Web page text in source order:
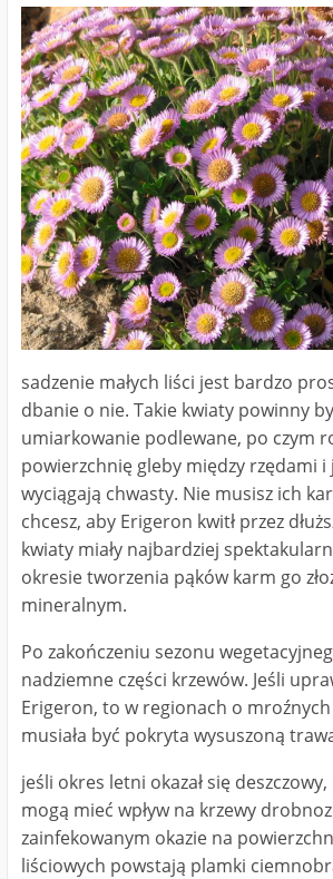
sadzenie małych liści jest bardzo
dbanie o nie. Takie kwiaty powinny
umiarkowanie podlewane, po czym
powierzchnię gleby między rzędami i
wyciągają chwasty. Nie musisz ich
chcesz, aby Erigeron kwitł przez
kwiaty miały najbardziej
okresie tworzenia pąków karm go
mineralnym.
Po zakończeniu sezonu
nadziemne części krzewów. Jeśli
Erigeron, to w regionach o
musiała być pokryta wysuszoną
jeśli okres letni okazał się
mogą mieć wpływ na krzewy
zainfekowanym okazie na
liściowych powstają plamki